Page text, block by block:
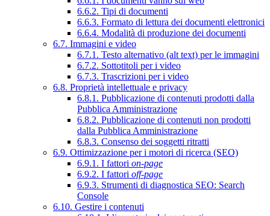
6.6.2. Tipi di documenti
6.6.3. Formato di lettura dei documenti elettronici
6.6.4. Modalità di produzione dei documenti
6.7. Immagini e video
6.7.1. Testo alternativo (alt text) per le immagini
6.7.2. Sottotitoli per i video
6.7.3. Trascrizioni per i video
6.8. Proprietà intellettuale e privacy
6.8.1. Pubblicazione di contenuti prodotti dalla
Pubblica Amministrazione
6.8.2. Pubblicazione di contenuti non prodotti
dalla Pubblica Amministrazione
6.8.3. Consenso dei soggetti ritratti
6.9. Ottimizzazione per i motori di ricerca (SEO)
6.9.1. I fattori on-page
6.9.2. I fattori off-page
6.9.3. Strumenti di diagnostica SEO: Search
Console
6.10. Gestire i contenuti